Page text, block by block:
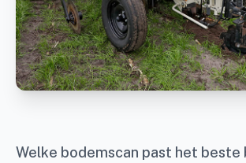
Welke bodemscan past het beste